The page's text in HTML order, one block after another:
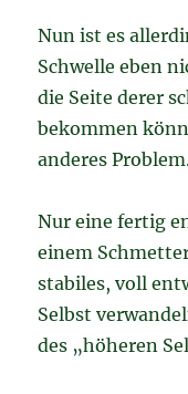
Nun ist es
Schwelle eben
die Seite derer
bekommen
anderes
Nur eine fertig
einem
stabiles, voll
Selbst
des „höheren